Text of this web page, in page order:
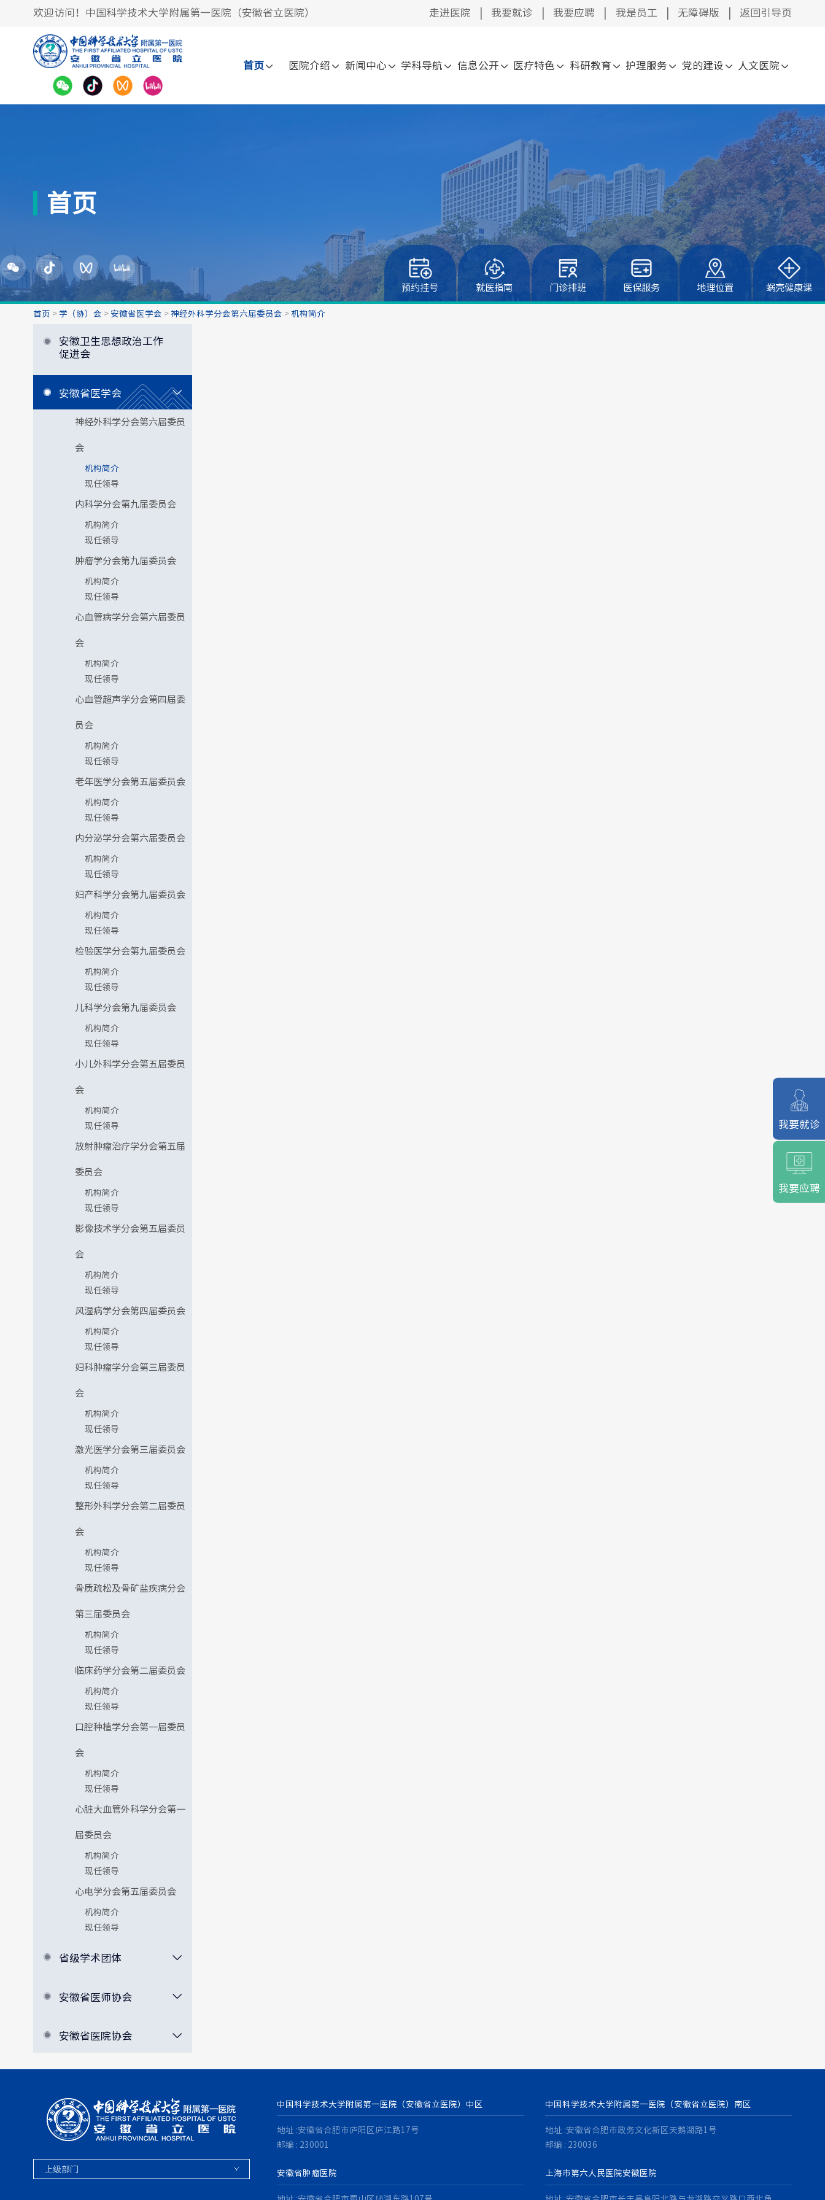
欢迎访问！中国科学技术大学附属第一医院（安徽省立医院） 走进医院 我要就诊 我要应聘 我是员工 无障碍版 返回引导页
首页 医院介绍 新闻中心 学科导航 信息公开 医疗特色 科研教育 护理服务 党的建设 人文医院
首页
预约挂号 就医指南 门诊排班 医保服务 地理位置 蜗壳健康课
首页 > 学（协）会 > 安徽省医学会 > 神经外科学分会第六届委员会 > 机构简介
安徽卫生思想政治工作
促进会
安徽省医学会
神经外科学分会第六届委员
会
机构简介
现任领导
内科学分会第九届委员会
机构简介
现任领导
肿瘤学分会第九届委员会
机构简介
现任领导
心血管病学分会第六届委员
会
机构简介
现任领导
心血管超声学分会第四届委
员会
机构简介
现任领导
老年医学分会第五届委员会
机构简介
现任领导
内分泌学分会第六届委员会
机构简介
现任领导
妇产科学分会第九届委员会
机构简介
现任领导
检验医学分会第九届委员会
机构简介
现任领导
儿科学分会第九届委员会
机构简介
现任领导
小儿外科学分会第五届委员
会
机构简介
现任领导
放射肿瘤治疗学分会第五届
委员会
机构简介
现任领导
影像技术学分会第五届委员
会
机构简介
现任领导
风湿病学分会第四届委员会
机构简介
现任领导
妇科肿瘤学分会第三届委员
会
机构简介
现任领导
激光医学分会第三届委员会
机构简介
现任领导
整形外科学分会第二届委员
会
机构简介
现任领导
骨质疏松及骨矿盐疾病分会
第三届委员会
机构简介
现任领导
临床药学分会第二届委员会
机构简介
现任领导
口腔种植学分会第一届委员
会
机构简介
现任领导
心脏大血管外科学分会第一
届委员会
机构简介
现任领导
心电学分会第五届委员会
机构简介
现任领导
省级学术团体
安徽省医师协会
安徽省医院协会
中国科学技术大学附属第一医院（安徽省立医院）中区
地址 :安徽省合肥市庐阳区庐江路17号
邮编 : 230001
中国科学技术大学附属第一医院（安徽省立医院）南区
地址 :安徽省合肥市政务文化新区天鹅湖路1号
邮编 : 230036
安徽省肿瘤医院 上海市第六人民医院安徽医院
我要就诊
我要应聘